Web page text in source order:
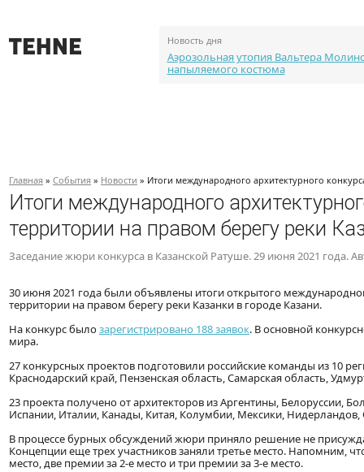
Новость дня
Аэрозольная утопия Вальтера
напыляемого костюма
Главная » События » Новости » Итоги международного архитектурного
Итоги международного
территории на правом берегу реки
Заседание жюри конкурса в Казанской Ратуше. 29 июня 2021 года.
30 июня 2021 года были объявлены итоги открытого
территории на правом берегу реки Казанки в городе Казани.
На конкурс былозарегистрировано 188 заявок. В основной
мира.
27 конкурсных проектов подготовили российские команды из 10
Краснодарский край, Пензенская область, Самарская область,
23 проекта получено от архитекторов из Аргентины, Белоруссии,
Испании, Италии, Канады, Китая, Колумбии, Мексики,
В процессе бурных обсуждений жюри приняло решение не
Концепции еще трех участников заняли третье место. Напомним,
место, две премии за 2-е место и три премии за 3-е место.